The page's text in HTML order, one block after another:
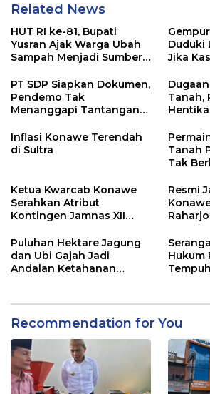
Related News
HUT RI ke-81, Bupati
Yusran Ajak Warga Ubah
Sampah Menjadi Sumber
Duduki
Jika
PT SDP Siapkan Dokumen,
Pendemo Tak
Menanggapi Tantangan
Tanah,
Inflasi Konawe Terendah
di Sultra
Tanah
Tak
Ketua Kwarcab Konawe
Serahkan Atribut
Kontingen Jamnas XII
Resmi
Puluhan Hektare Jagung
dan Ubi Gajah Jadi
Andalan Ketahanan
Hukum
Recommendation for You